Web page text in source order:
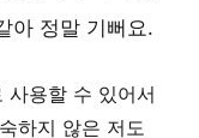
아 정말 기뻐요.
사용할 수 있어서
하지 않은 저도